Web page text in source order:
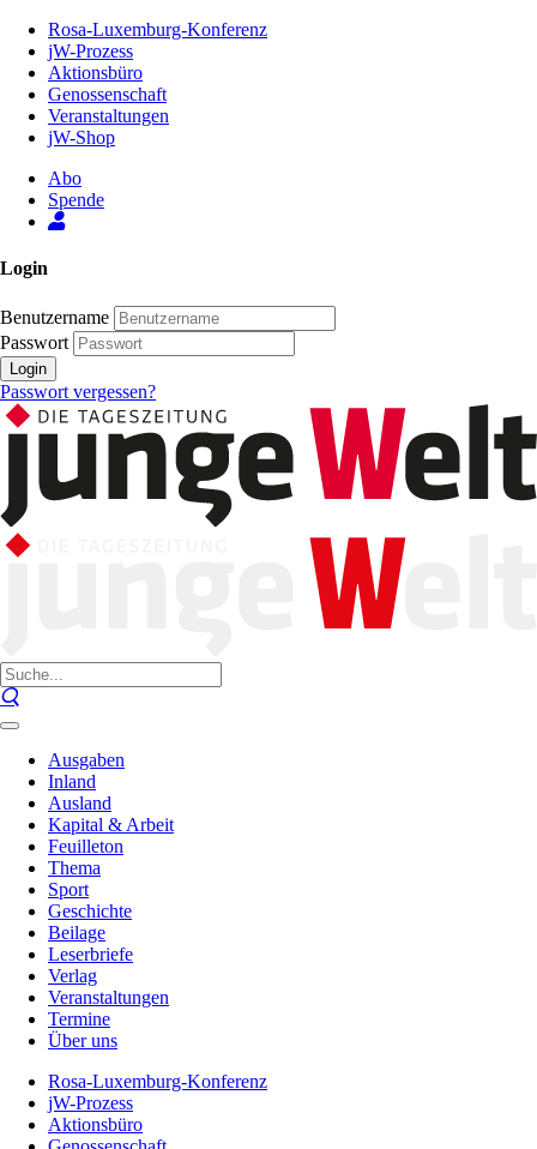
Inhalt
Seite
Rosa-Luxemburg-Konferenz
jW-Prozess
Aktionsbüro
Genossenschaft
Veranstaltungen
jW-Shop
Abo
Spende
Login
Benutzername
Passwort
Login
Passwort vergessen?
Ausgaben
Inland
Ausland
Kapital & Arbeit
Feuilleton
Thema
Sport
Geschichte
Beilage
Leserbriefe
Verlag
Veranstaltungen
Termine
Über uns
Rosa-Luxemburg-Konferenz
jW-Prozess
Aktionsbüro